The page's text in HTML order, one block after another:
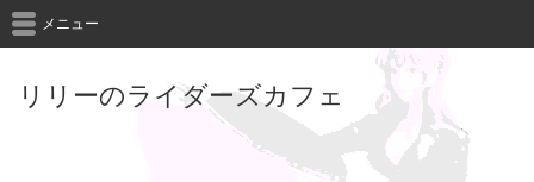
リリーのライダーズカフェ
メニュー